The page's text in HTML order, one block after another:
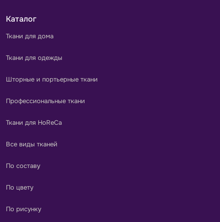
Каталог
Ткани для дома
Ткани для одежды
Шторные и портьерные ткани
Профессиональные ткани
Ткани для HoReCa
Все виды тканей
По составу
По цвету
По рисунку